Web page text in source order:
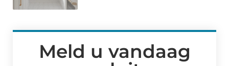
Meld u vandaag